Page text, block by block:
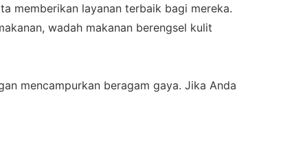
memberikan layanan terbaik bagi mereka.
wadah makanan berengsel kulit
mencampurkan beragam gaya. Jika Anda